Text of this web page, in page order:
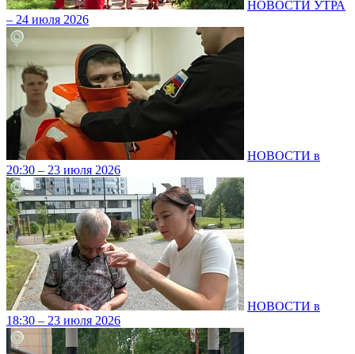
НОВОСТИ УТРА
– 24 июля 2026
НОВОСТИ в
20:30 – 23 июля 2026
НОВОСТИ в
18:30 – 23 июля 2026